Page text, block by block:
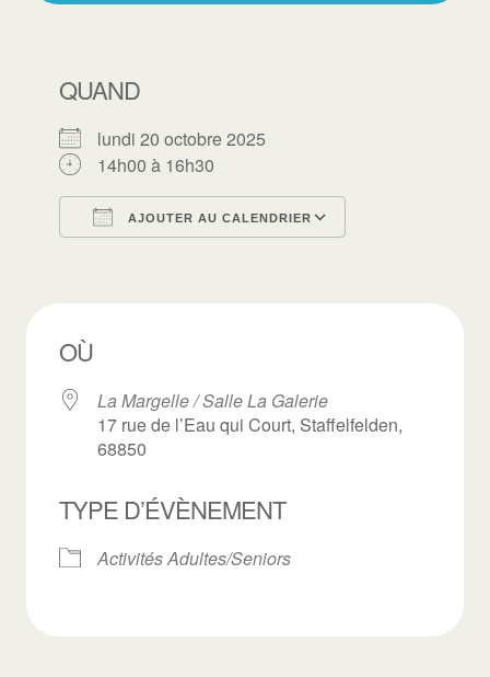
QUAND
lundi 20 octobre 2025
14h00 à 16h30
AJOUTER AU CALENDRIER
OÙ
La Margelle / Salle La Galerie
17 rue de l’Eau qui Court, Staffelfelden,
68850
TYPE D’ÉVÈNEMENT
Activités Adultes/Seniors